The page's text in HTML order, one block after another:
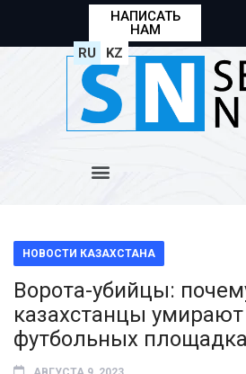
НАПИСАТЬ
НАМ
RU
KZ
НОВОСТИ КАЗАХСТАНА
Ворота-убийцы:
казахстанцы
футбольных